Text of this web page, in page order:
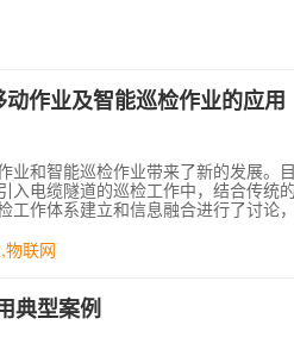
作业及智能巡检作业的应用
业和智能巡检作业带来了新的发展
入电缆隧道的巡检工作中，结合传
工作体系建立和信息融合进行了讨
,物联网
典型案例